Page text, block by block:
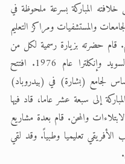
المباركة بسرعة ملحوظة في
والمستشفيات ومراكز التعليم
قام حضرته بزيارة رسمية لكل من
أمريكا، كندا، النرويج، ألمانيا الغربية، السويد وإنكلترا عام 1976. افتتح
لجامع (بشارة) في (بيدروباد)
المباركة إلى سبعة عشر عاما، قاد فيها
والمحن. قام بعدة مشاريع
تعليميا وطبياً. وقد لقي